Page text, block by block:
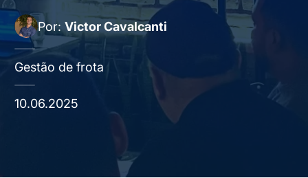
Por: Victor Cavalcanti
Gestão de frota
10.06.2025